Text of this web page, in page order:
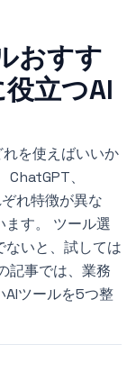
おすす
立つAI
を使えばいいか
、
れ特徴が異な
ます。 ツール選
ないと、試しては
記事では、業務
AIツールを5つ整